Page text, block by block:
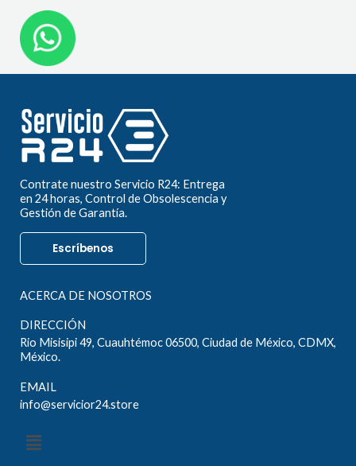
Contrate nuestro Servicio R24: Entrega
en 24 horas, Control de Obsolescencia y
Gestión de Garantía.
Escríbenos
ACERCA DE NOSOTROS
DIRECCIÓN
Rio Misisipi 49, Cuauhtémoc 06500, Ciudad de México, CDMX,
México.
EMAIL
info@servicior24.store
Menú